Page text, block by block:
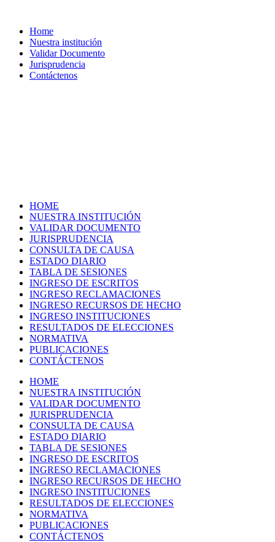
Home
Nuestra institución
Validar Documento
Jurisprudencia
Contáctenos
HOME
NUESTRA INSTITUCIÓN
VALIDAR DOCUMENTO
JURISPRUDENCIA
CONSULTA DE CAUSA
ESTADO DIARIO
TABLA DE SESIONES
INGRESO DE ESCRITOS
INGRESO RECLAMACIONES
INGRESO RECURSOS DE HECHO
INGRESO INSTITUCIONES
RESULTADOS DE ELECCIONES
NORMATIVA
PUBLICACIONES
CONTÁCTENOS
HOME
NUESTRA INSTITUCIÓN
VALIDAR DOCUMENTO
JURISPRUDENCIA
CONSULTA DE CAUSA
ESTADO DIARIO
TABLA DE SESIONES
INGRESO DE ESCRITOS
INGRESO RECLAMACIONES
INGRESO RECURSOS DE HECHO
INGRESO INSTITUCIONES
RESULTADOS DE ELECCIONES
NORMATIVA
PUBLICACIONES
CONTÁCTENOS